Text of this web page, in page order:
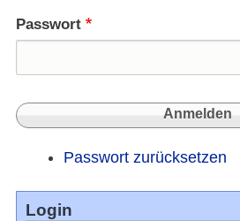
Passwort
Passwort zurücksetzen
Login